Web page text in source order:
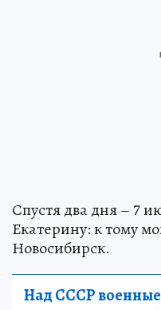
Спустя два дня – 7
Екатерину: к тому
Новосибирск.
Над СССР военные